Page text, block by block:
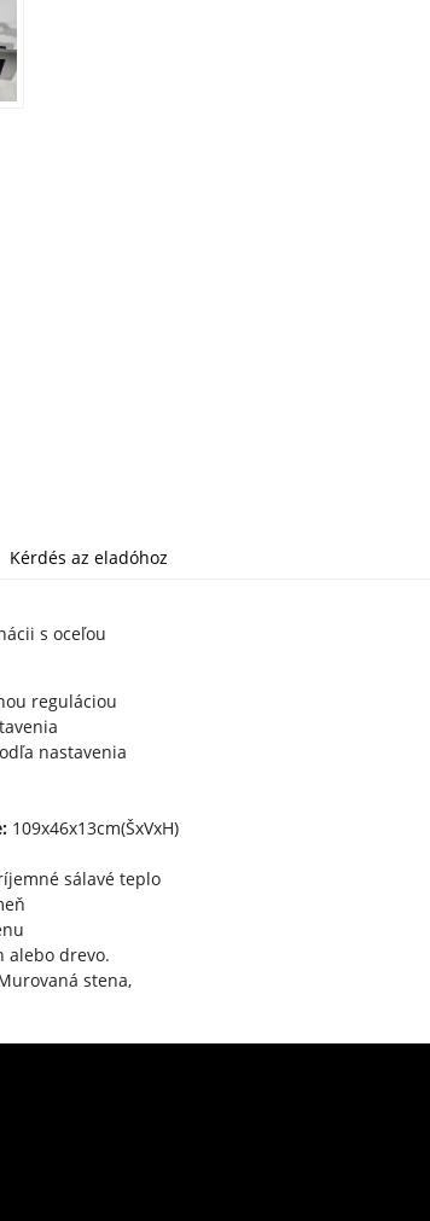
Kérdés az eladóhoz
s oceľou
reguláciou
nastavenia
109x46x13cm(ŠxVxH)
sálavé teplo
alebo drevo.
stena,